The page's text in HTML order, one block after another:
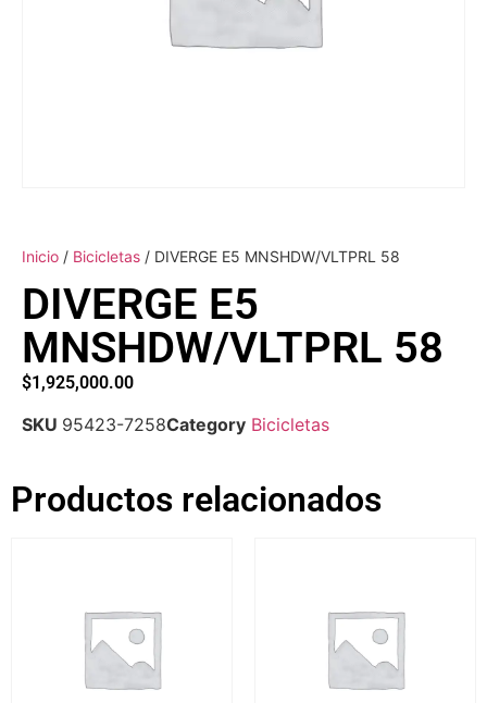
Inicio / Bicicletas / DIVERGE E5 MNSHDW/VLTPRL 58
DIVERGE E5
MNSHDW/VLTPRL 58
$1,925,000.00
SKU 95423-7258Category Bicicletas
Productos relacionados